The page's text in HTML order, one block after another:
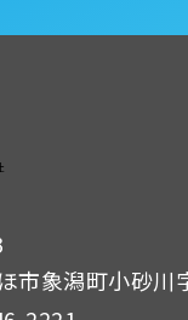
市象潟町小砂川